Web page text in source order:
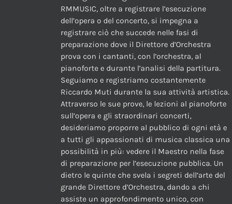
RMMUSIC, oltre a registrare l’esecuzione
dell’opera o del concerto, si impegna a
registrare ciò che succede nelle fasi di
preparazione dove il Direttore d’Orchestra
prova con i cantanti, con l’orchestra, al
pianoforte e durante l’analisi della partitura.
Seguiamo e registriamo costantemente
Riccardo Muti durante la sua attività artistica.
Attraverso le sue prove, le lezioni al pianoforte
sull’opera e gli straordinari concerti,
desideriamo proporre al pubblico di ogni età e
a tutti gli appassionati di musica classica una
possibilità in più: vedere il Maestro nella fase
di preparazione per l’esecuzione pubblica. Un
dietro le quinte che svela i segreti dell’arte del
grande Direttore d’Orchestra, dando a chi
assiste un approfondimento unico, con